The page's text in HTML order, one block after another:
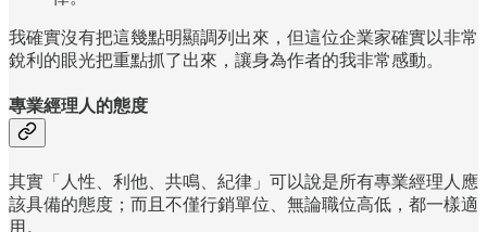
我確實沒有把這幾點明顯調列出來，但這位企業家確實以非常
銳利的眼光把重點抓了出來，讓身為作者的我非常感動。
專業經理人的態度
其實「人性、利他、共鳴、紀律」可以說是所有專業經理人應
該具備的態度；而且不僅行銷單位、無論職位高低，都一樣適
用。